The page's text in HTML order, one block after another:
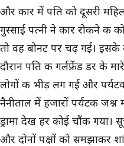
और कार में पति को दूसरी
गुस्साई पत्नी ने कार रोकने की
तो वह बोनट पर चढ़ गई। इसके
दौरान पति की गर्लफ्रेंड डर के
लोगों की भीड़ लग गई और
नैनीताल में हजारों पर्यटक
ड्रामा देख हर कोई चौंक गया।
और दोनों पक्षों को समझाकर